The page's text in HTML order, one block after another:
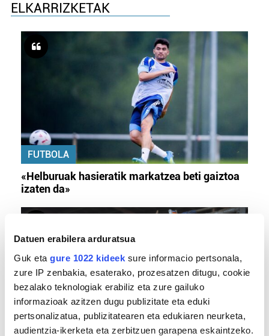
Datuen erabilera arduratsua
Guk eta gure 1022 kideek sure informacio pertsonala,
zure IP zenbakia, esaterako, prozesatzen ditugu, cookie
bezalako teknologiak erabiliz eta zure gailuko
informazioak azitzen dugu publizitate eta eduki
pertsonalizatua, publizitatearen eta edukiaren neurketa,
audientzia-ikerketa eta zerbitzuen garapena eskaintzeko.
ELKARRIZKETAK
FUTBOLA
«Helburuak hasieratik markatzea beti gaiztoa
izaten da»
BERO BOLADA